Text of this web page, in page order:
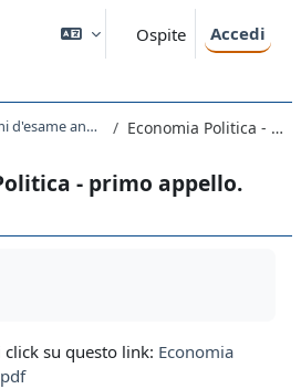
Ospite Accedi
Temi d'esame anni precedenti Economia Politica - primo appello.
- primo appello.
su questo link: Economia